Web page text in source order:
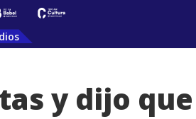
y dijo que